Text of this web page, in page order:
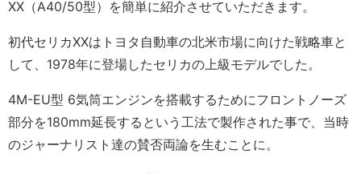
XX（A40/50型）を簡単に紹介させていただきます。
初代セリカXXはトヨタ自動車の北米市場に向けた戦略車と
して、1978年に登場したセリカの上級モデルでした。
4M-EU型 6気筒エンジンを搭載するためにフロントノーズ
部分を180mm延長するという工法で製作された事で、当時
のジャーナリスト達の賛否両論を生むことに。